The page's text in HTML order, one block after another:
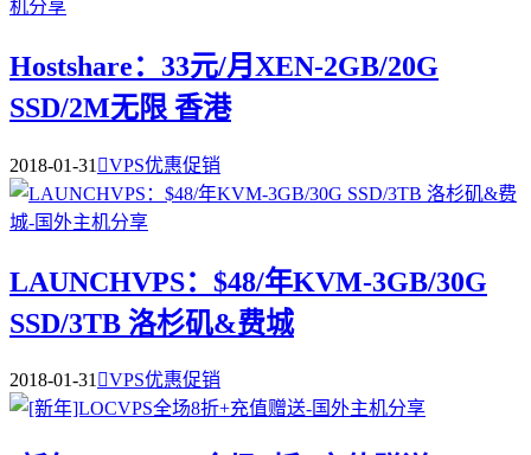
Hostshare：33元/月XEN-2GB/20G
SSD/2M无限 香港
2018-01-31 VPS优惠促销
LAUNCHVPS：$48/年KVM-3GB/30G
SSD/3TB 洛杉矶&费城
2018-01-31VPS优惠促销